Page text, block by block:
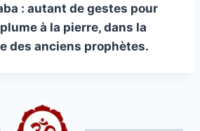
: autant de gestes pour
à la pierre, dans la
des anciens prophètes.